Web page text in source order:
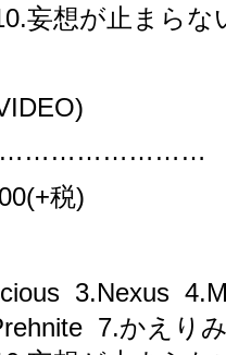
妄想が止まらな
税)
3.Nexus
7.かえり